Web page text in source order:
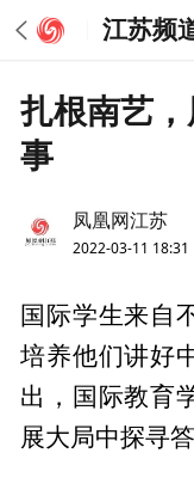
江苏频
扎根南艺
事
凤凰网江苏
2022-03-11 18:31
国际学生来自
培养他们讲好
出，国际教育
展大局中探寻答